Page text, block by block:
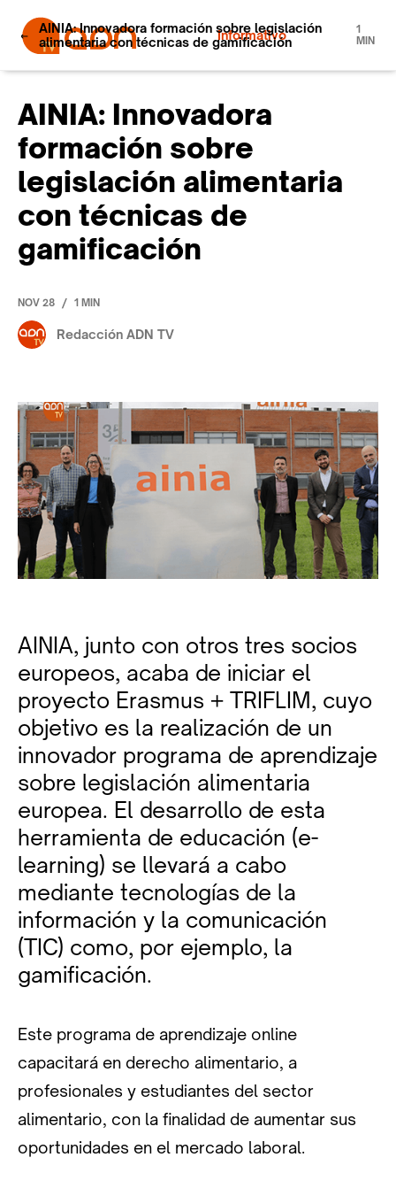
Informativo
AINIA: Innovadora formación sobre legislación
alimentaria con técnicas de gamificación
1
MIN
AINIA: Innovadora
formación sobre
legislación alimentaria
con técnicas de
gamificación
NOV 28 / 1 MIN
Redacción ADN TV
AINIA, junto con otros tres socios
europeos, acaba de iniciar el
proyecto Erasmus + TRIFLIM, cuyo
objetivo es la realización de un
innovador programa de aprendizaje
sobre legislación alimentaria
europea. El desarrollo de esta
herramienta de educación (e-
learning) se llevará a cabo
mediante tecnologías de la
información y la comunicación
(TIC) como, por ejemplo, la
gamificación.
Este programa de aprendizaje online
capacitará en derecho alimentario, a
profesionales y estudiantes del sector
alimentario, con la finalidad de aumentar sus
oportunidades en el mercado laboral.